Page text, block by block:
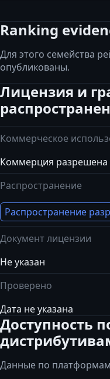
Ranking
Для этого семейства
опубликованы.
Лицензия и
Коммерческое
Коммерция разрешена
Распространение
Распространение
Документ лицензии
Не указан
Проверено
Дата не указана
Доступность
Данные по